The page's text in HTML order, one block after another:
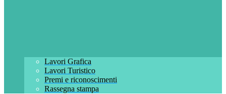
Lavori Grafica
Lavori Turistico
Premi e riconoscimenti
Rassegna stampa